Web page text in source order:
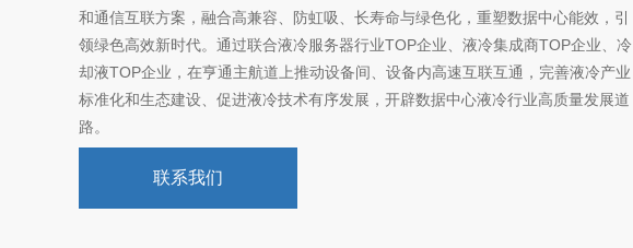
和通信互联方案，融合高兼容、防虹吸、长寿命与绿色化，重塑数据中心能效，引
领绿色高效新时代。通过联合液冷服务器行业TOP企业、液冷集成商TOP企业、冷
却液TOP企业，在亨通主航道上推动设备间、设备内高速互联互通，完善液冷产业
标准化和生态建设、促进液冷技术有序发展，开辟数据中心液冷行业高质量发展道
路。
联系我们